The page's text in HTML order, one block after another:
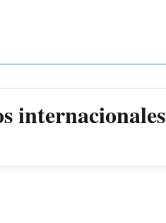
internacionales